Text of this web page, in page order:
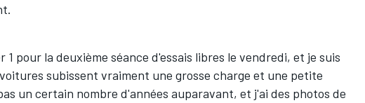
1 pour la deuxième séance d'essais libres le vendredi, et je suis
subissent vraiment une grosse charge et une petite
un certain nombre d'années auparavant, et j'ai des photos de